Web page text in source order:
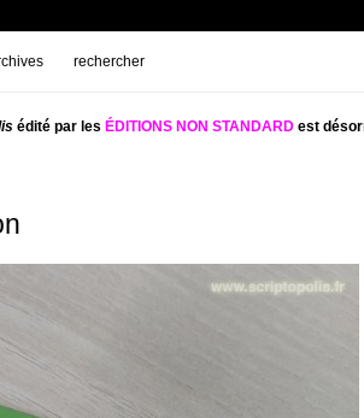
rechercher
édité par les ÉDITIONS NON STANDARDest